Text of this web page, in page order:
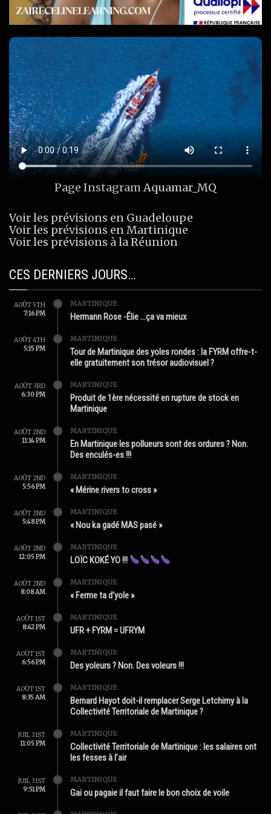
Page InstagramAquamar_MQ
Voir les prévisions en Guadeloupe
Voir les prévisions en Martinique
Voir les prévisions à la Réunion
CES DERNIERS JOURS…
AOÛT 5TH
7:16 PM
MARTINIQUE
Hermann Rose -Élie …ça va mieux
AOÛT 4TH
5:15 PM
MARTINIQUE
Tour de Martinique des yoles rondes : la FYRM offre-t-
elle gratuitement son trésor audiovisuel ?
AOÛT 3RD
6:30 PM
MARTINIQUE
Produit de 1ère nécessité en rupture de stock en
Martinique
AOÛT 2ND
11:14 PM
MARTINIQUE
En Martinique les pollueurs sont des ordures ? Non.
Des enculés-es !!!
AOÛT 2ND
5:56 PM
MARTINIQUE
« Mérine rivers to cross »
AOÛT 2ND
5:48 PM
MARTINIQUE
« Nou ka gadé MAS pasé »
AOÛT 2ND
12:05 PM
MARTINIQUE
LOÏC KOKÉ YO !!!
AOÛT 2ND
8:08 AM
MARTINIQUE
« Ferme ta d’yole »
AOÛT 1ST
8:42 PM
MARTINIQUE
UFR + FYRM = UFRYM
AOÛT 1ST
6:56 PM
MARTINIQUE
Des yoleurs ? Non. Des voleurs !!!
AOÛT 1ST
8:35 AM
MARTINIQUE
Bernard Hayot doit-il remplacer Serge Letchimy à la
Collectivité Territoriale de Martinique ?
JUIL 31ST
11:05 PM
MARTINIQUE
Collectivité Territoriale de Martinique : les salaires ont
les fesses à l’air
JUIL 31ST
9:51 PM
MARTINIQUE
Gai ou pagaie il faut faire le bon choix de voile